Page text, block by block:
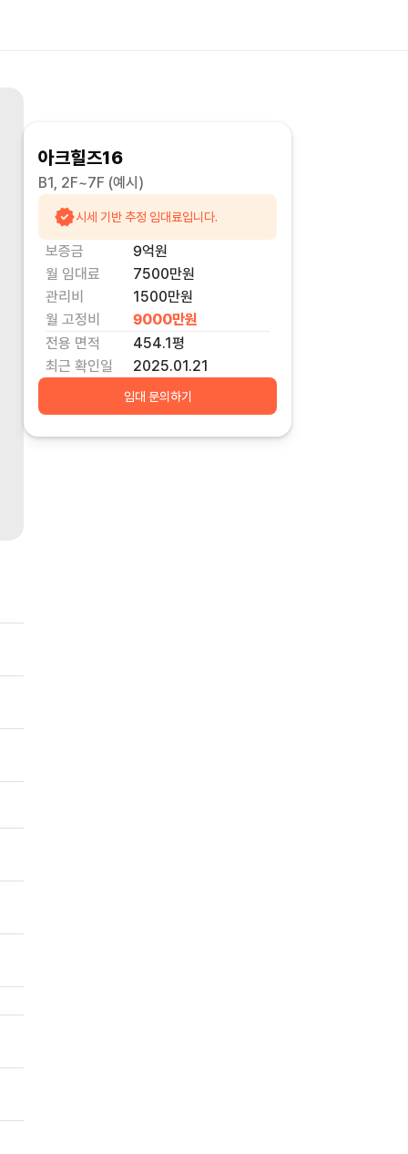
아크힐즈16
B1, 2F~7F (예시)
시세 기반 추정 임대료입니다.
보증금 9억원
월 임대료
7500만원
관리비
1500만원
월 고정비
9000만원
전용 면적
454.1평
최근 확인일
2025.01.21
임대 문의하기